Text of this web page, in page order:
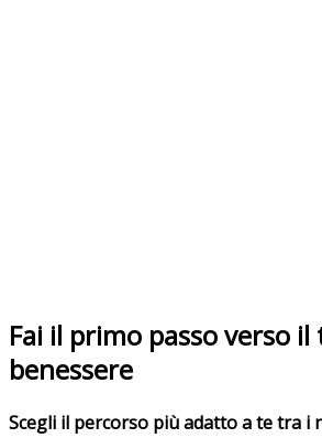
Fai il primo passo verso il
benessere
Scegli il percorso più adatto a te tra i